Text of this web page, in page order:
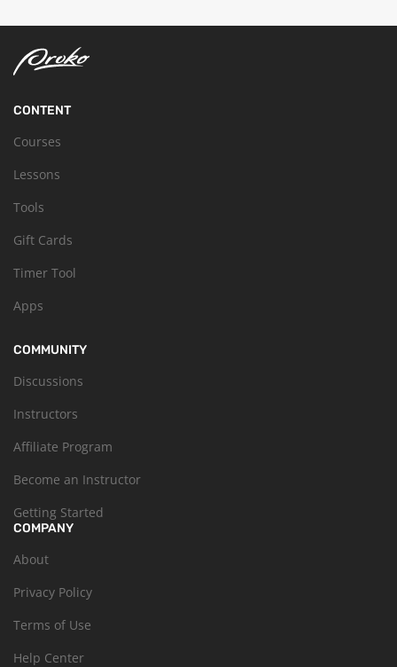
CONTENT
Courses
Lessons
Tools
Gift Cards
Timer Tool
Apps
COMMUNITY
Discussions
Instructors
Affiliate Program
Become an Instructor
Getting Started
COMPANY
About
Privacy Policy
Terms of Use
Help Center